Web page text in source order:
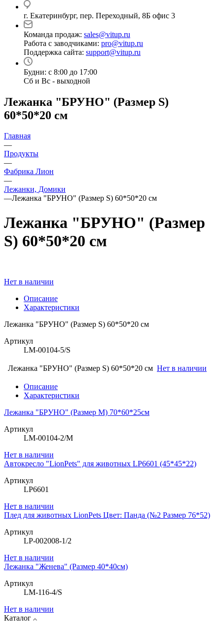
г. Екатеринбург, пер. Переходный, 8Б офис 3
Команда продаж: sales@vitup.ru
Работа с заводчиками: pro@vitup.ru
Поддержка сайта: support@vitup.ru
Будни: с 8:00 до 17:00
Сб и Вс - выходной
Лежанка "БРУНО" (Размер S)
60*50*20 см
Главная
—
Продукты
—
Фабрика Лион
—
Лежанки, Домики
—Лежанка "БРУНО" (Размер S) 60*50*20 см
Лежанка "БРУНО" (Размер
S) 60*50*20 см
Нет в наличии
Описание
Характеристики
Лежанка "БРУНО" (Размер S) 60*50*20 см
Артикул
LM-00104-5/S
Лежанка "БРУНО" (Размер S) 60*50*20 см Нет в наличии
Описание
Характеристики
Лежанка "БРУНО" (Размер М) 70*60*25см
Артикул
LM-00104-2/M
Нет в наличии
Автокресло "LionPets" для животных LP6601 (45*45*22)
Артикул
LP6601
Нет в наличии
Плед для животных LionPets Цвет: Панда (№2 Размер 76*52)
Артикул
LP-002008-1/2
Нет в наличии
Лежанка "Женева" (Размер 40*40см)
Артикул
LM-116-4/S
Нет в наличии
Каталог